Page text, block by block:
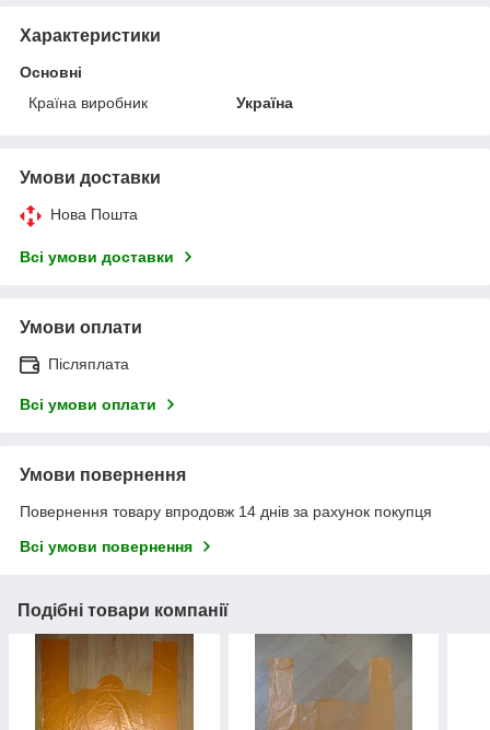
Характеристики
Основні
Країна виробник
Україна
Умови доставки
Нова Пошта
Всі умови доставки
Умови оплати
Післяплата
Всі умови оплати
Умови повернення
Повернення товару впродовж 14 днів за рахунок покупця
Всі умови повернення
Подібні товари компанії